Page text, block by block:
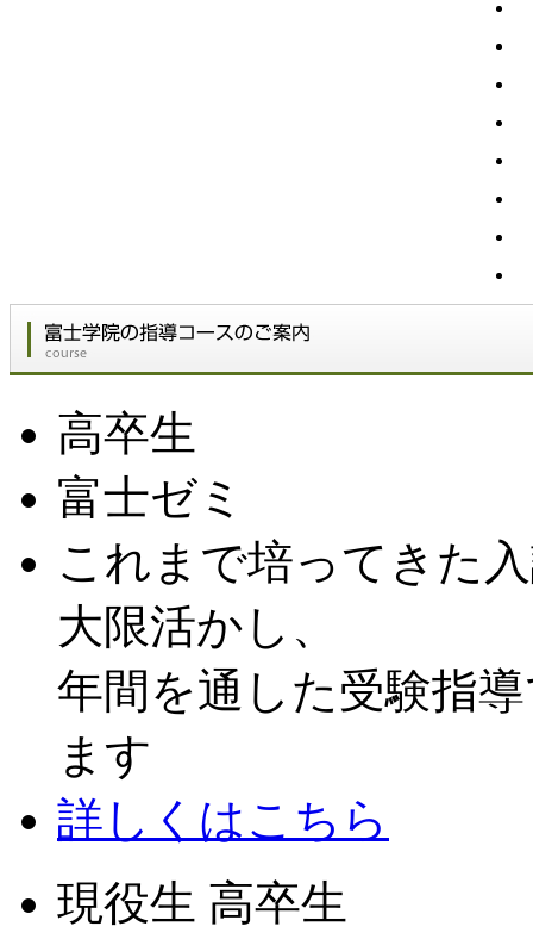
高卒生
富士ゼミ
これまで培ってきた
大限活かし、
年間を通した受験指
ます
詳しくはこちら
現役生 高卒生